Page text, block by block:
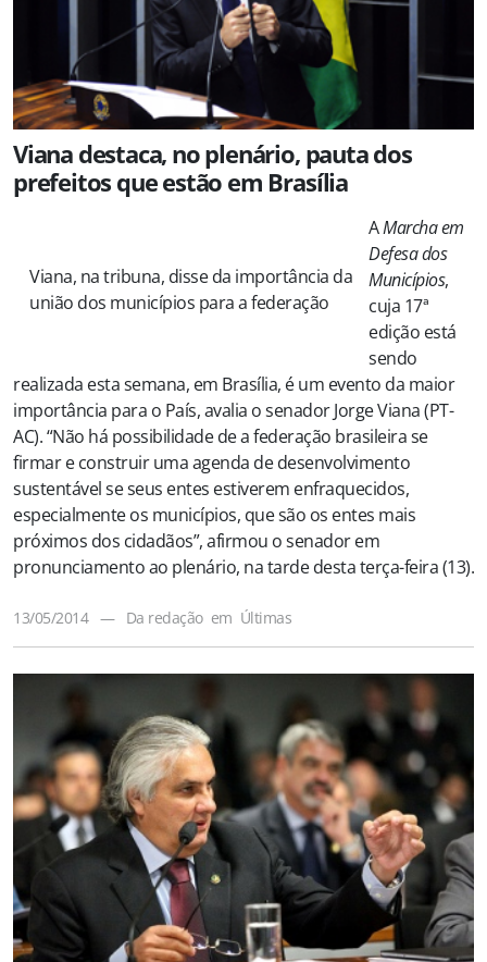
Viana destaca, no plenário, pauta dos
prefeitos que estão em Brasília
Viana, na tribuna, disse da importância da
união dos municípios para a federação
AMarcha em
Defesa dos
Municípios,
cuja 17ª
edição está
sendo
realizada esta semana, em Brasília, é um evento da maior
importância para o País, avalia o senador Jorge Viana (PT-
AC). “Não há possibilidade de a federação brasileira se
firmar e construir uma agenda de desenvolvimento
sustentável se seus entes estiverem enfraquecidos,
especialmente os municípios, que são os entes mais
próximos dos cidadãos”, afirmou o senador em
pronunciamento ao plenário, na tarde desta terça-feira (13).
13/05/2014 — Da redação em Últimas